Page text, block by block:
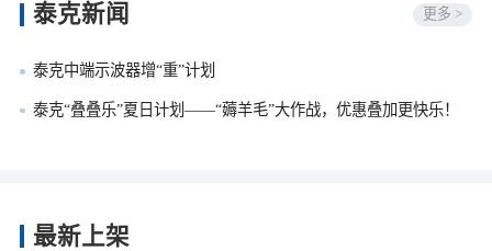
泰克新闻 更多 >
泰克中端示波器增“重”计划
泰克“叠叠乐”夏日计划——“薅羊毛”大作战，优惠叠加更快乐！
最新上架